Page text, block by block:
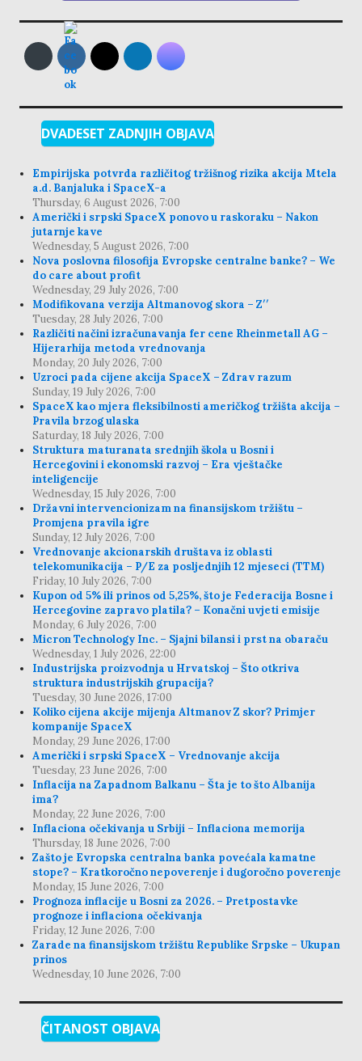
DVADESET ZADNJIH OBJAVA
Empirijska potvrda različitog tržišnog rizika akcija Mtela
a.d. Banjaluka i SpaceX-a
Thursday, 6 August 2026, 7:00
Američki i srpski SpaceX ponovo u raskoraku – Nakon
jutarnje kave
Wednesday, 5 August 2026, 7:00
Nova poslovna filosofija Evropske centralne banke? – We
do care about profit
Wednesday, 29 July 2026, 7:00
Modifikovana verzija Altmanovog skora – Z′′
Tuesday, 28 July 2026, 7:00
Različiti načini izračunavanja fer cene Rheinmetall AG –
Hijerarhija metoda vrednovanja
Monday, 20 July 2026, 7:00
Uzroci pada cijene akcija SpaceX – Zdrav razum
Sunday, 19 July 2026, 7:00
SpaceX kao mjera fleksibilnosti američkog tržišta akcija –
Pravila brzog ulaska
Saturday, 18 July 2026, 7:00
Struktura maturanata srednjih škola u Bosni i
Hercegovini i ekonomski razvoj – Era vještačke
inteligencije
Wednesday, 15 July 2026, 7:00
Državni intervencionizam na finansijskom tržištu –
Promjena pravila igre
Sunday, 12 July 2026, 7:00
Vrednovanje akcionarskih društava iz oblasti
telekomunikacija – P/E za posljednjih 12 mjeseci (TTM)
Friday, 10 July 2026, 7:00
Kupon od 5% ili prinos od 5,25%, što je Federacija Bosne i
Hercegovine zapravo platila? – Konačni uvjeti emisije
Monday, 6 July 2026, 7:00
Micron Technology Inc. – Sjajni bilansi i prst na obaraču
Wednesday, 1 July 2026, 22:00
Industrijska proizvodnja u Hrvatskoj – Što otkriva
struktura industrijskih grupacija?
Tuesday, 30 June 2026, 17:00
Koliko cijena akcije mijenja Altmanov Z skor? Primjer
kompanije SpaceX
Monday, 29 June 2026, 17:00
Američki i srpski SpaceX – Vrednovanje akcija
Tuesday, 23 June 2026, 7:00
Inflacija na Zapadnom Balkanu – Šta je to što Albanija
ima?
Monday, 22 June 2026, 7:00
Inflaciona očekivanja u Srbiji – Inflaciona memorija
Thursday, 18 June 2026, 7:00
Zašto je Evropska centralna banka povećala kamatne
stope? – Kratkoročno nepoverenje i dugoročno poverenje
Monday, 15 June 2026, 7:00
Prognoza inflacije u Bosni za 2026. – Pretpostavke
prognoze i inflaciona očekivanja
Friday, 12 June 2026, 7:00
Zarade na finansijskom tržištu Republike Srpske – Ukupan
prinos
Wednesday, 10 June 2026, 7:00
ČITANOST OBJAVA